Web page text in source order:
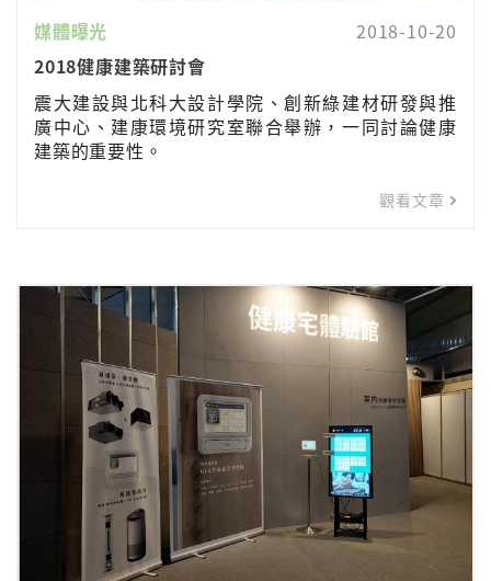
媒體曝光
2018-10-20
2018健康建築研討會
震大建設與北科大設計學院、創新綠建材研發與推
廣中心、建康環境研究室聯合舉辦，一同討論健康
建築的重要性。
觀看文章